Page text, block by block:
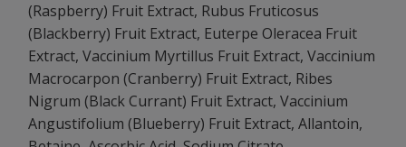
(Raspberry) Fruit Extract, Rubus Fruticosus
(Blackberry) Fruit Extract, Euterpe Oleracea Fruit
Extract, Vaccinium Myrtillus Fruit Extract, Vaccinium
Macrocarpon (Cranberry) Fruit Extract, Ribes
Nigrum (Black Currant) Fruit Extract, Vaccinium
Angustifolium (Blueberry) Fruit Extract, Allantoin,